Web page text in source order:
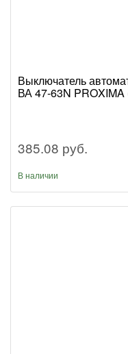
Выключатель
ВА 47-63N PROXIMA
385.08 руб.
В наличии